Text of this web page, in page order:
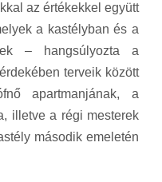
az értékekkel együtt
a kastélyban és a
– hangsúlyozta a
terveik között
apartmanjának, a
illetve a régi mesterek
második emeletén